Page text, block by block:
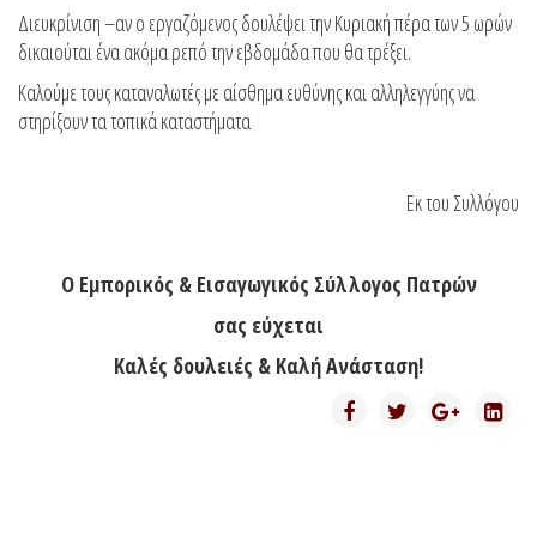
Διευκρίνιση –αν ο εργαζόμενος δουλέψει την Κυριακή πέρα των 5 ωρών
δικαιούται ένα ακόμα ρεπό την εβδομάδα που θα τρέξει.
Καλούμε τους καταναλωτές με αίσθημα ευθύνης και αλληλεγγύης να
στηρίξουν τα τοπικά καταστήματα
Εκ του Συλλόγου
Ο Εμπορικός & Εισαγωγικός Σύλλογος Πατρών
σας εύχεται
Καλές δουλειές & Καλή Ανάσταση!